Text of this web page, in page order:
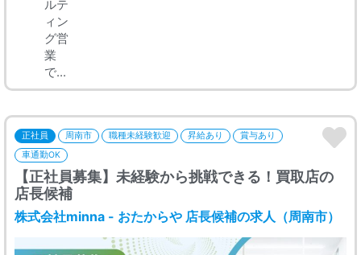
ルテ
ィン
グ営
業
で...
正社員 周南市 職種未経験歓迎 昇給あり
賞与あり
車通勤OK
【正社員募集】未経験から挑戦できる！買取店の
店長候補
株式会社minna - おたからや 店長候補の求人（周南市）